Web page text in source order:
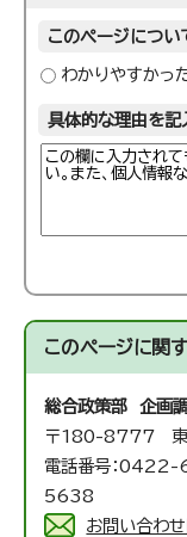
このページについ
わかりやすかっ
具体的な理由を記
このページに関
総合政策部 企画
〒180-8777 東
電話番号：
5638
お問い合わせ